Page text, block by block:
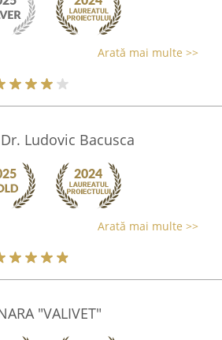
Arată mai multe >>
Ludovic Bacusca
Arată mai multe >>
"VALIVET"